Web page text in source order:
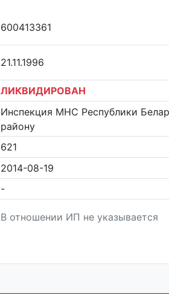
600413361
21.11.1996
ЛИКВИДИРОВАН
Инспекция МНС Республики
району
621
2014-08-19
-
В отношении ИП не указывается